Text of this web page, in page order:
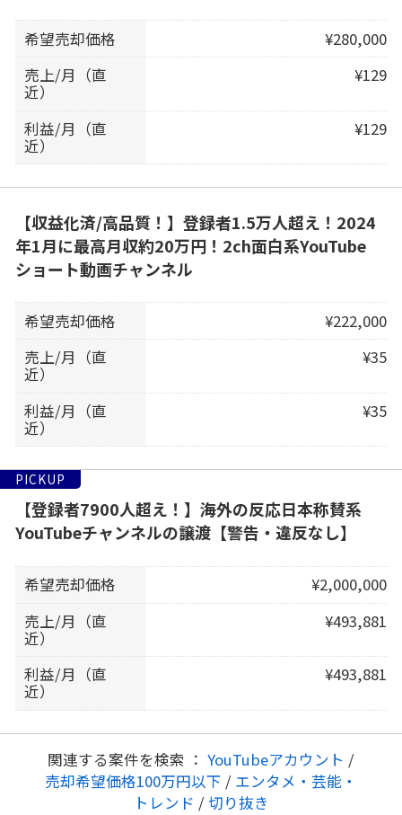
希望売却価格
¥280,000
売上/月（直
近）
¥129
利益/月（直
近）
¥129
【収益化済/高品質！】登録者1.5万人超え！2024
年1月に最高月収約20万円！2ch面白系YouTube
ショート動画チャンネル
希望売却価格
¥222,000
売上/月（直
近）
¥35
利益/月（直
近）
¥35
PICKUP
【登録者7900人超え！】海外の反応日本称賛系
YouTubeチャンネルの譲渡【警告・違反なし】
希望売却価格
¥2,000,000
売上/月（直
近）
¥493,881
利益/月（直
近）
¥493,881
関連する案件を検索 ： YouTubeアカウント /
売却希望価格100万円以下 / エンタメ・芸能・
トレンド / 切り抜き